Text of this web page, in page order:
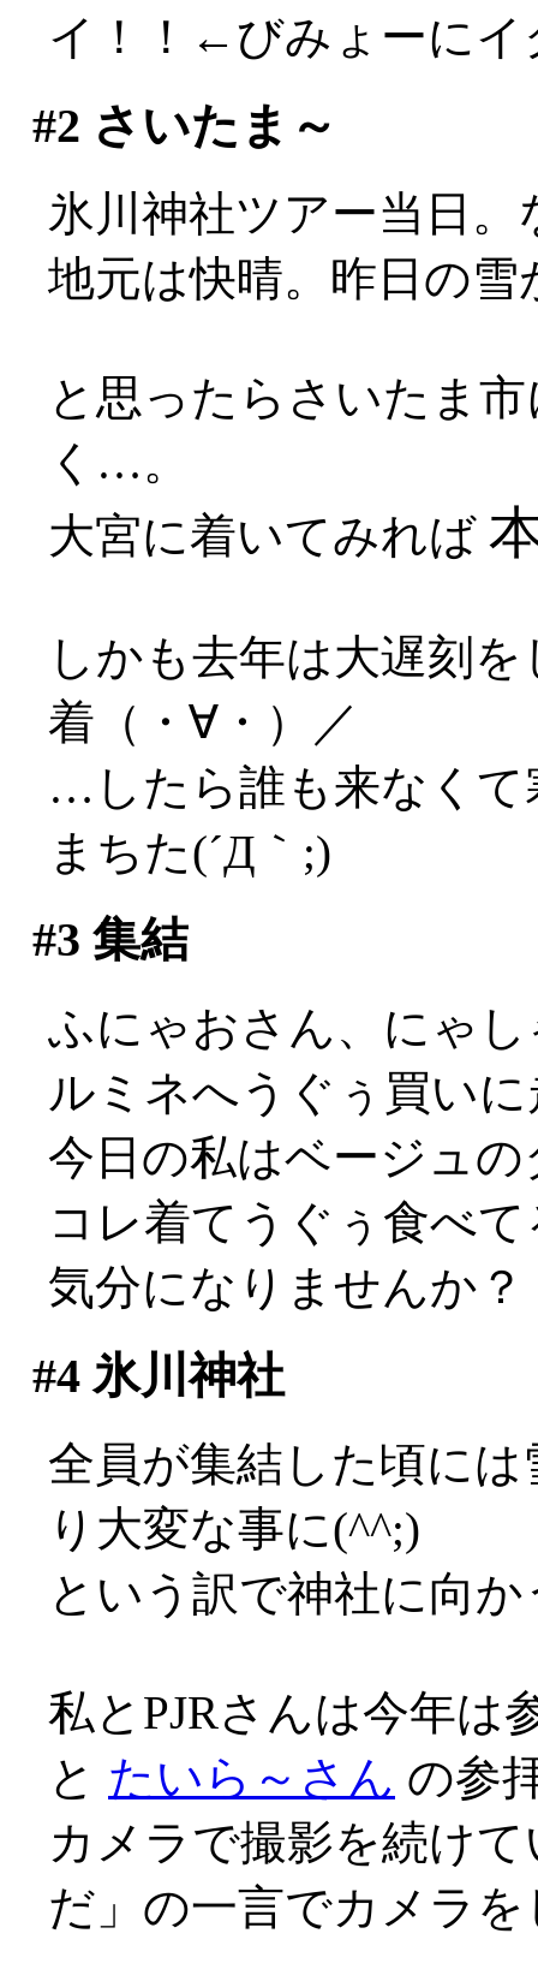
イ！！←びみょーにイ
#2 さいたま～
氷川神社ツアー当日
地元は快晴。昨日の
と思ったらさいたま
く…。
大宮に着いてみれば
しかも去年は大遅刻
着（・∀・）／
…したら誰も来なくて
まちた(´Д｀;)
#3 集結
ふにゃおさん、にゃ
ルミネへうぐぅ買い
今日の私はベージュ
コレ着てうぐぅ食べ
気分になりませんか
#4氷川神社
全員が集結した頃に
り大変な事に(^^;)
という訳で神社に向
私とPJRさんは今年は
と たいら～さん の参
カメラで撮影を続け
だ」の一言でカメラ